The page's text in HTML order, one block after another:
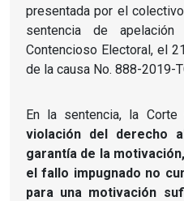
presentada por el
sentencia de
Contencioso Electoral, el
de la causa No. 888-2019-
En la sentencia, la Corte
violación del derecho
garantía de la
el fallo impugnado no
para una motivación